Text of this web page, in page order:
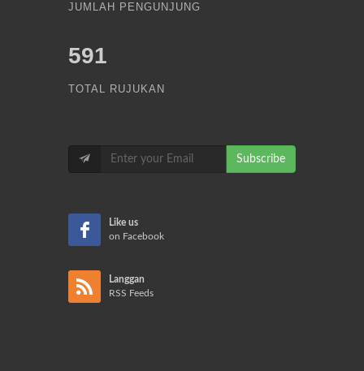
JUMLAH PENGUNJUNG
591
TOTAL RUJUKAN
Subscribe
Like us
on Facebook
Langgan
RSS Feeds